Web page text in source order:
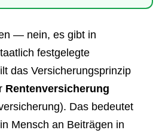
— nein, es gibt in
festgelegte
das Versicherungsprinzip
Rentenversicherung
Das bedeutet
Mensch an Beiträgen in